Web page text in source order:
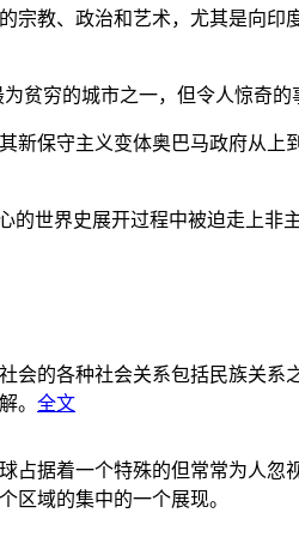
宗教、政治和艺术，尤其是向
贫穷的城市之一，但令人惊奇
新保守主义变体奥巴马政府从
的世界史展开过程中被迫走上
会的各种社会关系包括民族关
。 全文
占据着一个特殊的但常常为人
区域的集中的一个展现。